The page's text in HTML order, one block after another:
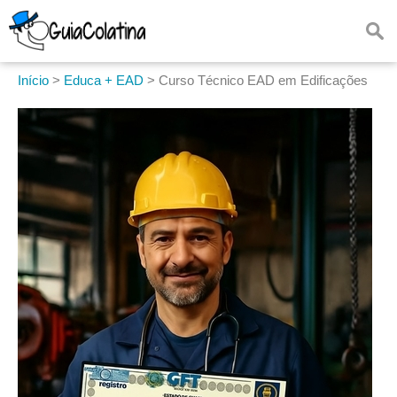
Início > Educa + EAD > Curso Técnico EAD em Edificações